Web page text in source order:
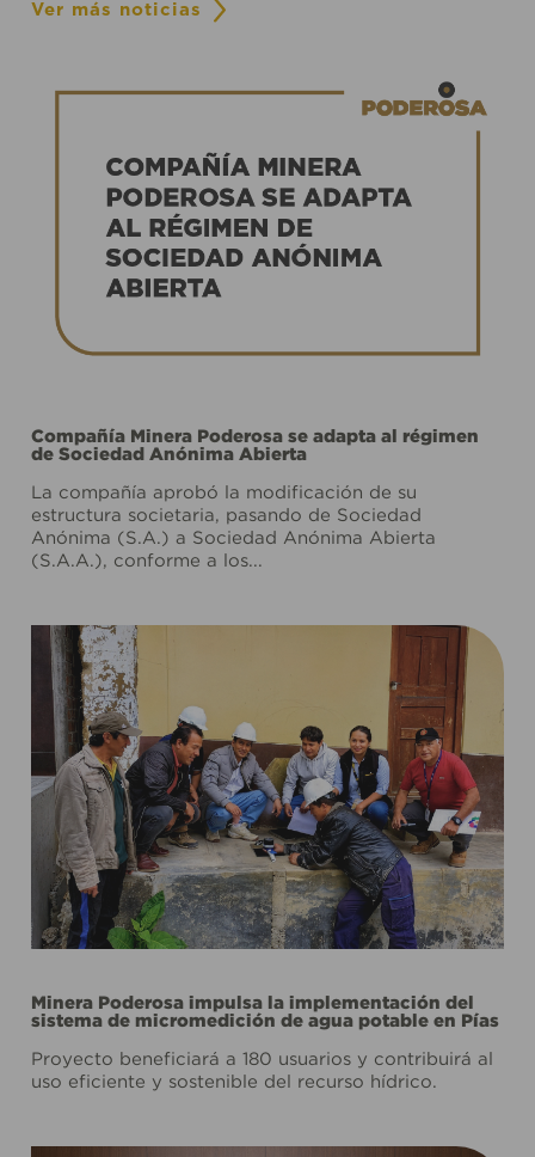
Ver más noticias
Compañía Minera Poderosa se adapta al régimen
de Sociedad Anónima Abierta
La compañía aprobó la modificación de su
estructura societaria, pasando de Sociedad
Anónima (S.A.) a Sociedad Anónima Abierta
(S.A.A.), conforme a los...
Minera Poderosa impulsa la implementación del
sistema de micromedición de agua potable en Pías
Proyecto beneficiará a 180 usuarios y contribuirá al
uso eficiente y sostenible del recurso hídrico.